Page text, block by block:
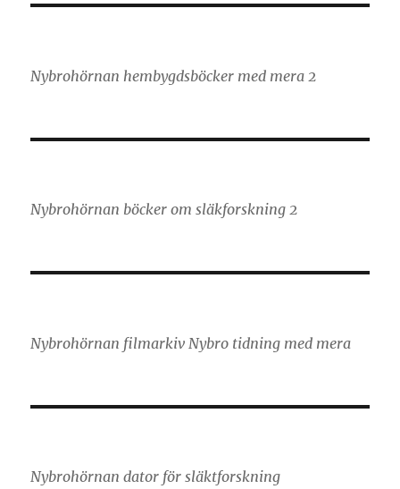
Nybrohörnan hembygdsböcker med mera 2
Nybrohörnan böcker om släkforskning 2
Nybrohörnan filmarkiv Nybro tidning med mera
Nybrohörnan dator för släktforskning